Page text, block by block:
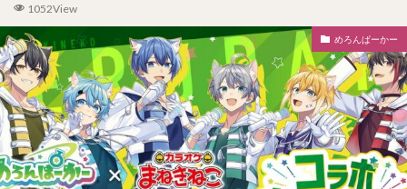
1052View
めろんぱーかー